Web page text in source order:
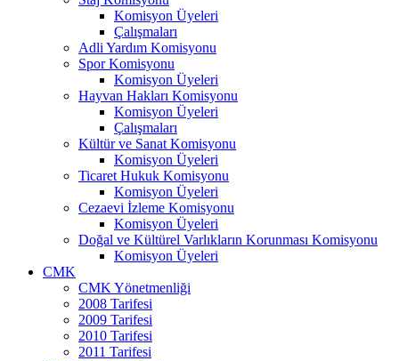
Komisyon Üyeleri
Çalışmaları
Adli Yardım Komisyonu
Spor Komisyonu
Komisyon Üyeleri
Hayvan Hakları Komisyonu
Komisyon Üyeleri
Çalışmaları
Kültür ve Sanat Komisyonu
Komisyon Üyeleri
Ticaret Hukuk Komisyonu
Komisyon Üyeleri
Cezaevi İzleme Komisyonu
Komisyon Üyeleri
Doğal ve Kültürel Varlıkların Korunması Komisyonu
Komisyon Üyeleri
CMK
CMK Yönetmenliği
2008 Tarifesi
2009 Tarifesi
2010 Tarifesi
2011 Tarifesi